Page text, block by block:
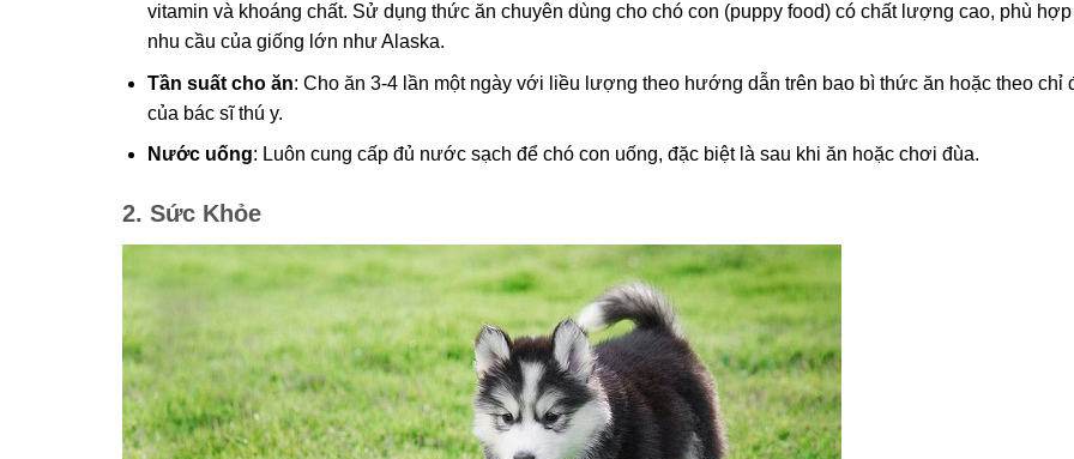
vitamin và khoáng chất. Sử dụng thức ăn chuyên dùng cho chó con (puppy food) có chất lượng cao, phù
nhu cầu của giống lớn như Alaska.
Tần suất cho ăn: Cho ăn 3-4 lần một ngày với liều lượng theo hướng dẫn trên bao bì thức ăn hoặc theo chỉ
của bác sĩ thú y.
Nước uống: Luôn cung cấp đủ nước sạch để chó con uống, đặc biệt là sau khi ăn hoặc chơi đùa.
2. Sức Khỏe